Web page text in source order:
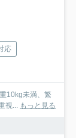
応
10kg未満、繁
視... もっと見る